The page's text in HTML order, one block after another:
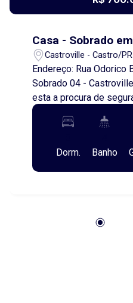
Casa - Sobrado
Castroville - Castro/PR
Endereço: Rua Odorico
Sobrado 04 - Castroville -
esta a procura de
família, não pode deixar
excelente opção de
suítes, sala de estar,
lavabo, churrasqueira,
Dorm.
Banho